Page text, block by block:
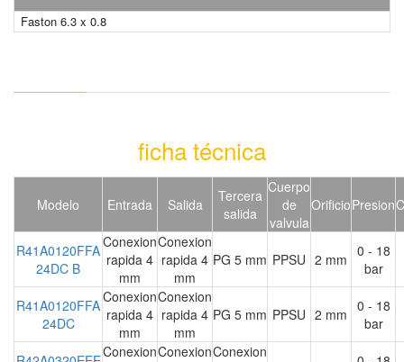
Faston 6.3 x 0.8
ficha técnica
Modelo Entrada Salida
Tercera
salida
Cuerpo
de
valvula
OrificioPresion
R41A0120FFA
24DC B
Conexion
rapida 4
mm
Conexion
rapida 4
mm
PG 5 mm PPSU 2 mm 0 - 18
bar
R41A0120FFA
24DC
Conexion
rapida 4
mm
Conexion
rapida 4
mm
PG 5 mm PPSU 2 mm 0 - 18
bar
ConexionConexionConexion